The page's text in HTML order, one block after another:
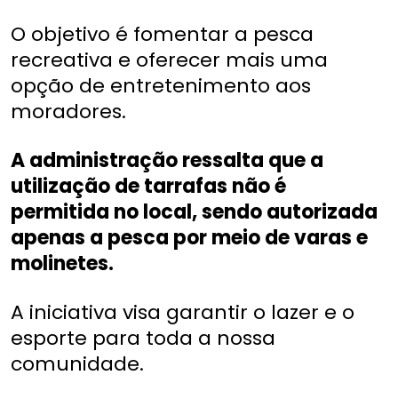
O objetivo é fomentar a pesca
recreativa e oferecer mais uma
opção de entretenimento aos
moradores.
A administração ressalta que a
utilização de tarrafas não é
permitida no local, sendo autorizada
apenas a pesca por meio de varas e
molinetes.
A iniciativa visa garantir o lazer e o
esporte para toda a nossa
comunidade.